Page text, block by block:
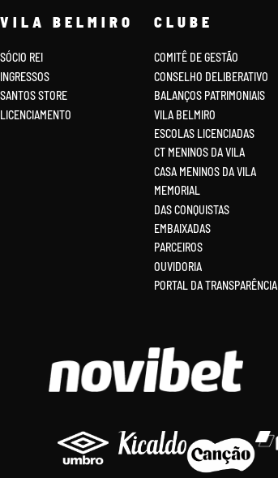
VILA BELMIRO
SÓCIO REI
INGRESSOS
SANTOS STORE
LICENCIAMENTO
CLUBE
COMITÊ DE GESTÃO
CONSELHO DELIBERATIVO
BALANÇOS PATRIMONIAIS
VILA BELMIRO
ESCOLAS LICENCIADAS
CT MENINOS DA VILA
CASA MENINOS DA VILA
MEMORIAL
DAS CONQUISTAS
EMBAIXADAS
PARCEIROS
OUVIDORIA
PORTAL DA TRANSPARÊNCIA